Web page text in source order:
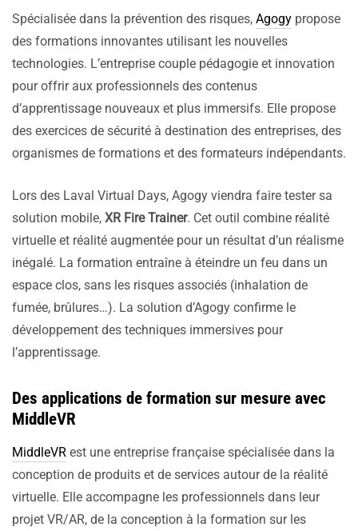
Spécialisée dans la prévention des risques, Agogy propose
des formations innovantes utilisant les nouvelles
technologies. L’entreprise couple pédagogie et innovation
pour offrir aux professionnels des contenus
d’apprentissage nouveaux et plus immersifs. Elle propose
des exercices de sécurité à destination des entreprises, des
organismes de formations et des formateurs indépendants.
Lors des Laval Virtual Days, Agogy viendra faire tester sa
solution mobile, XR Fire Trainer. Cet outil combine réalité
virtuelle et réalité augmentée pour un résultat d’un réalisme
inégalé. La formation entraîne à éteindre un feu dans un
espace clos, sans les risques associés (inhalation de
fumée, brûlures…). La solution d’Agogy confirme le
développement des techniques immersives pour
l’apprentissage.
Des applications de formation sur mesure avec
MiddleVR
MiddleVR est une entreprise française spécialisée dans la
conception de produits et de services autour de la réalité
virtuelle. Elle accompagne les professionnels dans leur
projet VR/AR, de la conception à la formation sur les